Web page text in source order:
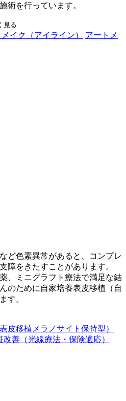
術を行っています。
見る
イク（アイライン）
アートメ
ど色素異常があると、コンプレ
障をきたすことがあります。
、ミニグラフト療法で満足な結
のために自家培養表皮移植（自
す。
皮移植メラノサイト保持型）
善（光線療法・保険適応）